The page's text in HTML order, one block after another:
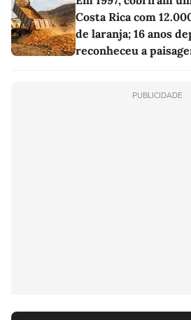
Costa Rica com
de laranja; 16 anos
reconheceu a
PUBLICIDADE